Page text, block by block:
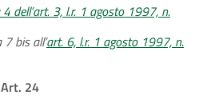
dell’art. 3, l.r. 1 agosto 1997, n.
bis all’art. 6, l.r. 1 agosto 1997, n.
Art. 24